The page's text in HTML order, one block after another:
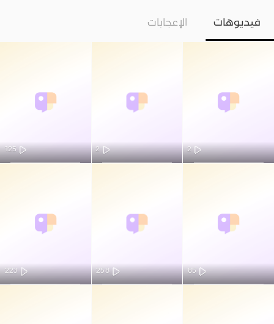
فيديوهات الإعجابات
2
2
125
85
258
223